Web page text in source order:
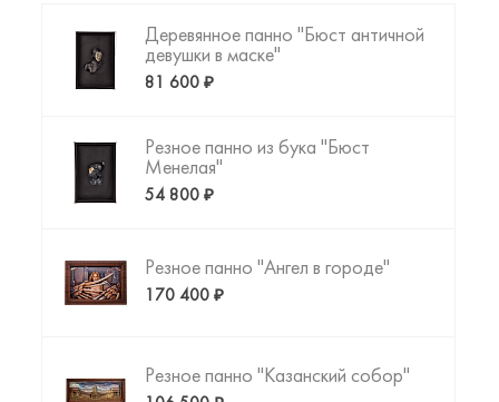
Деревянное панно "Бюст античной
девушки в маске"
81 600 ₽
Резное панно из бука "Бюст
Менелая"
54 800 ₽
Резное панно "Ангел в городе"
170 400 ₽
Резное панно "Казанский собор"